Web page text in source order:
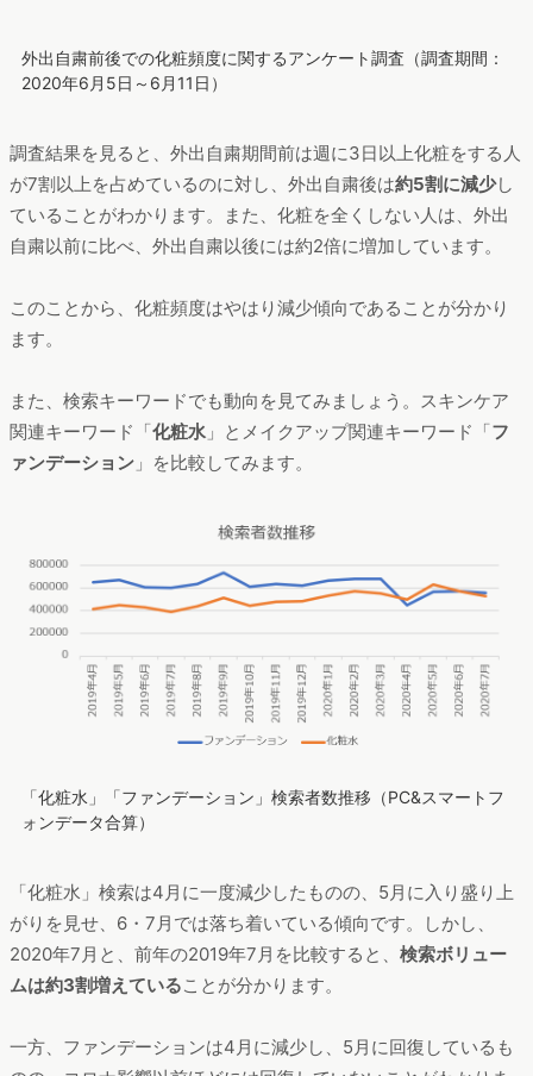
外出自粛前後での化粧頻度に関するアンケート調査（調査期間：
2020年6月5日～6月11日）
調査結果を見ると、外出自粛期間前は週に3日以上化粧をする人
が7割以上を占めているのに対し、外出自粛後は約5割に減少し
ていることがわかります。また、化粧を全くしない人は、外出
自粛以前に比べ、外出自粛以後には約2倍に増加しています。
このことから、化粧頻度はやはり減少傾向であることが分かり
ます。
また、検索キーワードでも動向を見てみましょう。スキンケア
関連キーワード「化粧水 」とメイクアップ関連キーワード「フ
ァンデーション 」を比較してみます。
「化粧水」「ファンデーション」検索者数推移（PC&スマートフ
ォンデータ合算）
「化粧水」検索は4月に一度減少したものの、5月に入り盛り上
がりを見せ、6・7月では落ち着いている傾向です。しかし、
2020年7月と、前年の2019年7月を比較すると、 検索ボリュー
ムは約3割増えていることが分かります。
一方、ファンデーションは4月に減少し、5月に回復しているも